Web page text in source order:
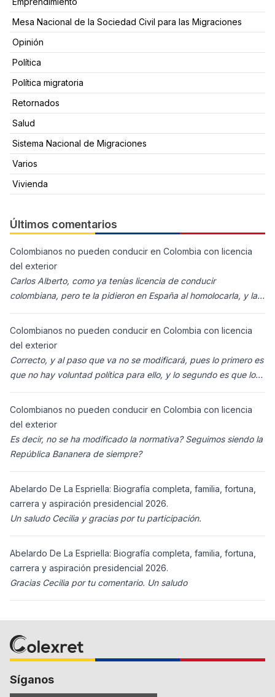
Mesa Nacional de la Sociedad Civil para las Migraciones
Opinión
Política
Política migratoria
Retornados
Salud
Sistema Nacional de Migraciones
Varios
Vivienda
Últimos comentarios
Colombianos no pueden conducir en Colombia con licencia
del exterior
Carlos Alberto, como ya tenías licencia de conducir
colombiana, pero te la pidieron en España al homolocarla, y la
Colombianos no pueden conducir en Colombia con licencia
del exterior
Correcto, y al paso que va no se modificará, pues lo primero es
que no hay voluntad política para ello, y lo segundo es que los
Colombianos no pueden conducir en Colombia con licencia
del exterior
Es decir, no se ha modificado la normativa? Seguimos siendo la
República Bananera de siempre?
Abelardo De La Espriella: Biografía completa, familia, fortuna,
carrera y aspiración presidencial 2026.
Un saludo Cecilia y gracias por tu participación.
Abelardo De La Espriella: Biografía completa, familia, fortuna,
carrera y aspiración presidencial 2026.
Gracias Cecilia por tu comentario. Un saludo
Síganos